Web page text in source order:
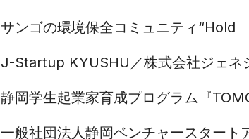
サンゴの環境保全コミュニティ“Hold
J-Startup KYUSHU 株式会社ジェネ
静岡学生起業家育成プログラム『
一般社団法人静岡ベンチャースタート